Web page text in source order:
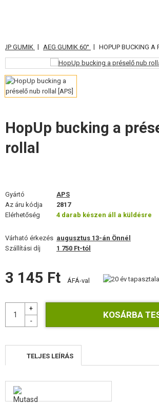
KATEGÓRIA
AIRSOFT FEGYVEREK
LÉGFEGYVEREK, CSÚZLIK
GRÁNÁTVETŐK, GRÁNÁTOK
LÖVEDÉK, GÁZ
SZEMÜVEGEK, MASZKOK
FELSZERELÉS, EGYENRUHA, TOKOK
RÁDIÓS, FEJHALLGATÓ, KAMERÁK
KIEGÉSZÍTŐK, HORDSZÍJAK
PÓTALKATRÉSZEK FEGYVEREKHEZ
FEGYVER JAVÍTÁS ÉS KARBANTARTÁS
CÉLOK, LŐLAP
GUMIK | AEG GUMIK 60° | HOPUP BUCKING A
HopUp bucking a
rollal
Gyártó
APS
Az áru kódja
2817
Elérhetőség
4 darab készen áll a küldésre
Várható érkezés augusztus 13-án Önnél
Szállítási díj
1 750 Ft-tól
3 145 Ft ÁFÁ-val
TELJES LEÍRÁS